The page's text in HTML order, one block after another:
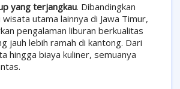
yang terjangkau. Dibandingkan
utama lainnya di Jawa Timur,
pengalaman liburan berkualitas
jauh lebih ramah di kantong. Dari
hingga biaya kuliner, semuanya